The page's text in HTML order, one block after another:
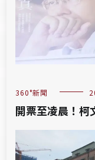
360°新聞
開票至凌晨！